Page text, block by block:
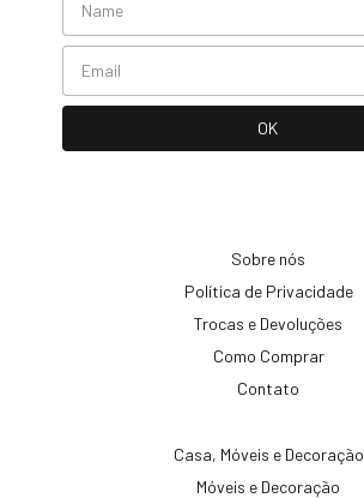
Sobre nós
Política de Privacidade
Trocas e Devoluções
Como Comprar
Contato
Casa, Móveis e Decoração
Móveis e Decoração